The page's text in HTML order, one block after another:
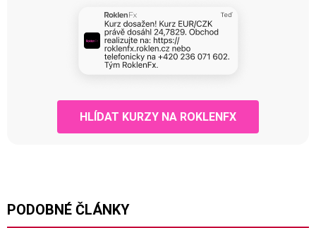
HLÍDAT KURZY NA ROKLENFX
PODOBNÉ ČLÁNKY